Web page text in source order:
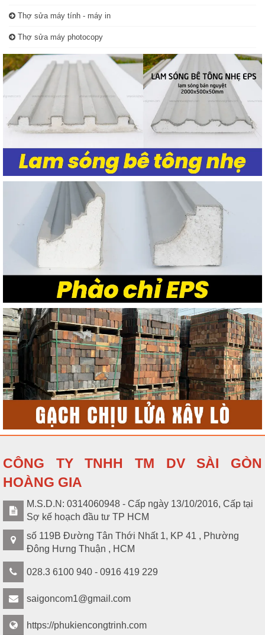
Thợ sửa máy tính - máy in
Thợ sửa máy photocopy
CÔNG TY TNHH TM DV SÀI GÒN
HOÀNG GIA
M.S.D.N: 0314060948 - Cấp ngày 13/10/2016, Cấp tại
Sợ kế hoạch đầu tư TP HCM
số 119B Đường Tân Thới Nhất 1, KP 41 , Phường
Đông Hưng Thuận , HCM
028.3 6100 940 - 0916 419 229
saigoncom1@gmail.com
https://phukiencongtrinh.com